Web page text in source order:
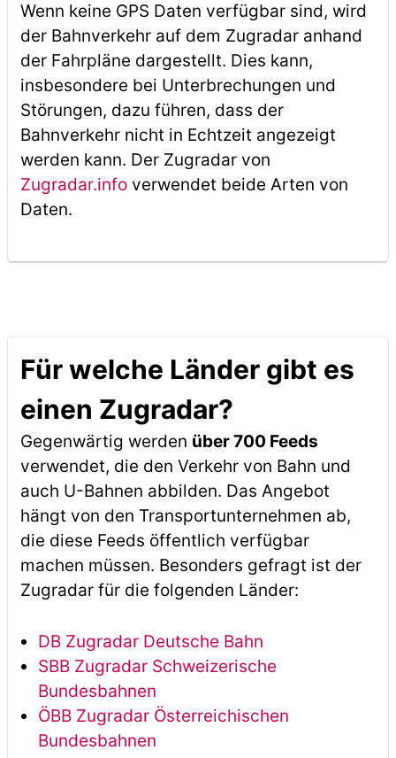
Wenn keine GPS Daten verfügbar sind, wird
der Bahnverkehr auf dem Zugradar anhand
der Fahrpläne dargestellt. Dies kann,
insbesondere bei Unterbrechungen und
Störungen, dazu führen, dass der
Bahnverkehr nicht in Echtzeit angezeigt
werden kann. Der Zugradar von
Zugradar.infoverwendet beide Arten von
Daten.
Für welche Länder gibt es
einen Zugradar?
Gegenwärtig werden über 700 Feeds
verwendet, die den Verkehr von Bahn und
auch U-Bahnen abbilden. Das Angebot
hängt von den Transportunternehmen ab,
die diese Feeds öffentlich verfügbar
machen müssen. Besonders gefragt ist der
Zugradar für die folgenden Länder:
DB Zugradar Deutsche Bahn
SBB Zugradar Schweizerische
Bundesbahnen
ÖBB Zugradar Österreichischen
Bundesbahnen